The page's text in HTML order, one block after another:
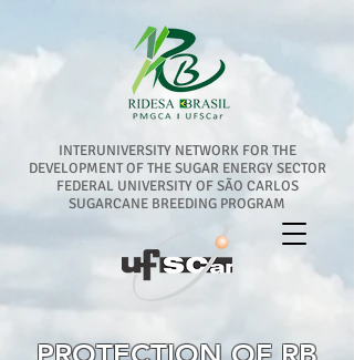
INTERUNIVERSITY NETWORK FOR THE
DEVELOPMENT OF THE SUGAR ENERGY SECTOR
FEDERAL UNIVERSITY OF SÃO CARLOS
SUGARCANE BREEDING PROGRAM